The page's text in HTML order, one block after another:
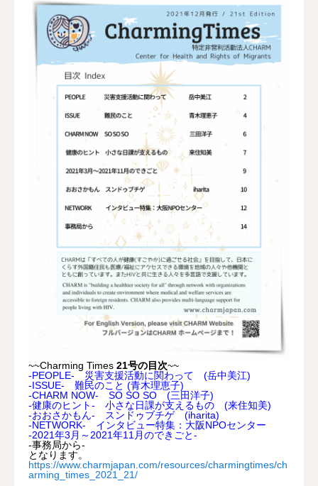
~~Charming Times 21号の目次~~
-PEOPLE- 災害支援活動に関わって (岳中美江)
-ISSUE- 難民のこと (青木理恵子)
-CHARM NOW- SO SO SO (三田洋子)
-健康のヒント- 小さな日課が支えるもの (来住知美)
-おおさかもん- スンドゥブチゲ (iharita)
-NETWORK- インタビュー特集：大阪NPOセンター
-2021年3月～2021年11月のできごと-
-事務局から-
となります。
https://www.charmjapan.com/resources/charmingtimes/ch
arming_times_2021_21/
資料館 Archive room
languages